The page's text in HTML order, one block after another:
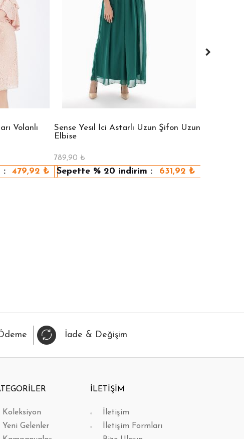
HIZLI BAK
Volanlı
: 479,92 ₺
FAVORİLERİME EKLE HIZLI BAK
Sense Yesıl İci Astarlı Uzun Şifon Uzun
Elbise
789,90 ₺
Sepette % 20 indirim : 631,92 ₺
İade & Değişim
Koleksiyon
Yeni Gelenler
İLETİŞİM
İletişim
İletişim Formları